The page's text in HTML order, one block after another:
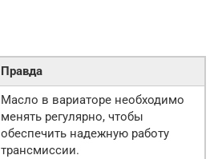
Правда
Масло в вариаторе необходимо
менять регулярно, чтобы
обеспечить надежную работу
трансмиссии.